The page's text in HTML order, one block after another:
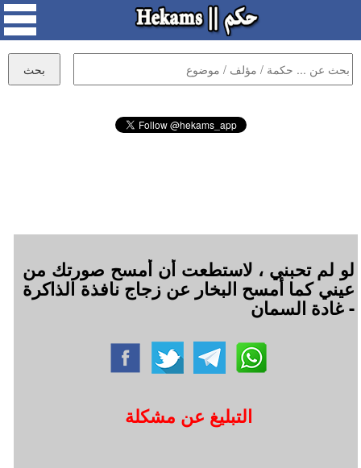
لو لم تحبني ، لا‌ستطعت أن أمسح صورتك من
عيني كما أمسح البخار عن زجاج نافذة الذاكرة
- غادة السمان
التبليغ عن مشكلة